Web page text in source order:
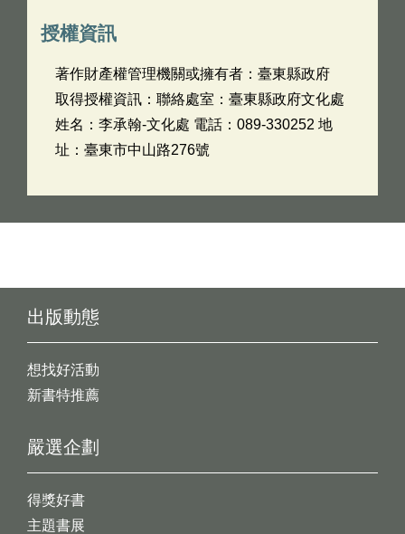
授權資訊
著作財產權管理機關或擁有者：臺東縣政府
取得授權資訊：聯絡處室：臺東縣政府文化處
姓名：李承翰-文化處 電話：089-330252 地
址：臺東市中山路276號
出版動態
想找好活動
新書特推薦
嚴選企劃
得獎好書
主題書展